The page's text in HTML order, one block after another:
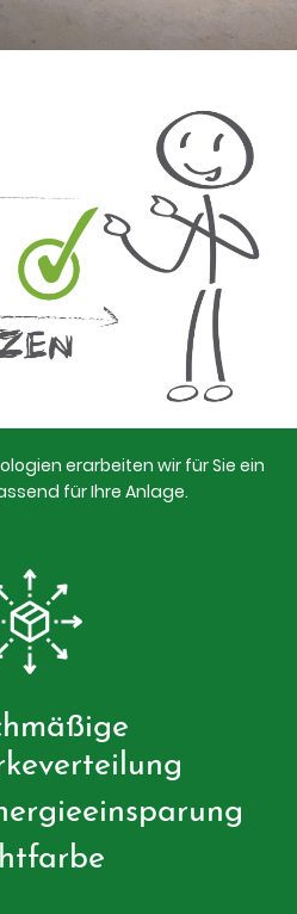
erarbeiten wir für Sie ein
für Ihre Anlage.